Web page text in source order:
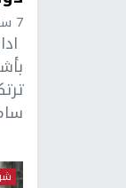
7 سنوات، 6 أشهر ago